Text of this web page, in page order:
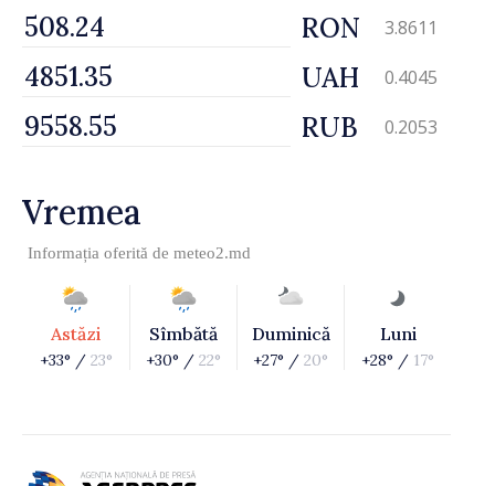
RON 3.8611
UAH 0.4045
RUB 0.2053
Vremea
Informația oferită de meteo2.md
Astăzi
+33° / 23°
Sîmbătă
+30° / 22°
Duminică
+27° / 20°
Luni
+28° / 17°